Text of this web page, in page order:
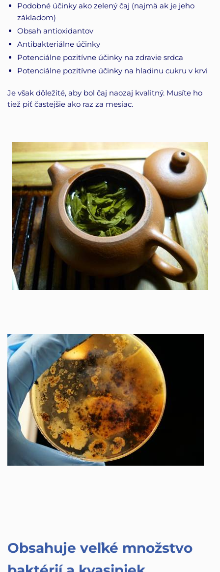
Podobné účinky ako zelený čaj (najmä ak je jeho
základom)
Obsah antioxidantov
Antibakteriálne účinky
Potenciálne pozitívne účinky na zdravie srdca
Potenciálne pozitívne účinky na hladinu cukru v krvi
Je však dôležité, aby bol čaj naozaj kvalitný. Musíte ho
tiež piť častejšie ako raz za mesiac.
Obsahuje veľké množstvo